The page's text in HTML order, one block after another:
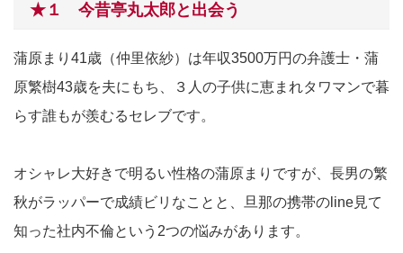
★１ 今昔亭丸太郎と出会う
蒲原まり41歳（仲里依紗）は年収3500万円の弁護士・蒲
原繁樹43歳を夫にもち、３人の子供に恵まれタワマンで暮
らす誰もが羨むるセレブです。
オシャレ大好きで明るい性格の蒲原まりですが、長男の繁
秋がラッパーで成績ビリなことと、旦那の携帯のline見て
知った社内不倫という2つの悩みがあります。